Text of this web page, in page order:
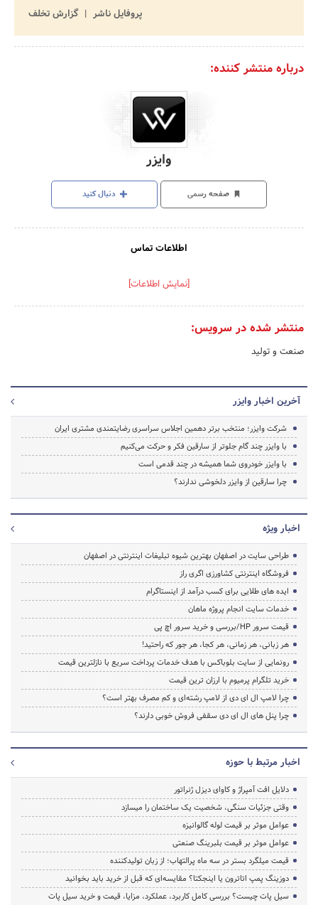
پروفایل ناشر
گزارش تخلف
درباره منتشر کننده:
وایزر
صفحه رسمی دنبال کنید
اطلاعات تماس
[نمایش اطلاعات]
منتشر شده در سرویس:
صنعت و تولید
آخرین اخبار وایزر
شرکت وایزر؛ منتخب برتر دهمین اجلاس سراسری رضایتمندی مشتری ایران
با وایزر چند گام جلوتر از سارقین فکر و حرکت می‌کنیم
با وایزر خودروی شما همیشه در چند قدمی است
چرا سارقین از وایزر دلخوشی ندارند؟
اخبار ویژه
طراحی سایت در اصفهان بهترین شیوه تبلیغات اینترنتی در اصفهان
فروشگاه اینترنتی کشاورزی اگری راز
ایده های طلایی برای کسب درآمد از اینستاگرام
خدمات سایت انجام پروژه ماهان
قیمت سرور HP/بررسی و خرید سرور اچ پی
هر زبانی، هر زمانی، هر کجا، هر جور که راحتید!
رونمایی از سایت بلوباکس با هدف خدمات پرداخت سریع با نازلترین قیمت
خرید تلگرام پرمیوم با ارزان ترین قیمت
چرا لامپ ال ای دی از لامپ رشته‌ای و کم مصرف بهتر است؟
چرا پنل های ال ای دی سقفی فروش خوبی دارند؟
اخبار مرتبط با حوزه
دلایل افت آمپراژ و کاوای دیزل ژنراتور
وقتی جزئیات سنگی، شخصیت یک ساختمان را میسازد
عوامل موثر بر قیمت لوله گالوانیزه
عوامل موثر بر قیمت بلبرینگ صنعتی
قیمت میلگرد بستر در سه ماه پرالتهاب؛ از زبان تولیدکننده
دوزینگ پمپ اتاترون یا اینجکتا؟ مقایسه‌ای که قبل از خرید باید بخوانید
سیل پات چیست؟ بررسی کامل کاربرد، عملکرد، مزایا، قیمت و خرید سیل پات